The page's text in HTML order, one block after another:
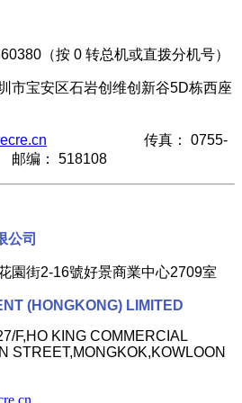
（按 0 转总机或直拨分机号）
宝安区石岩创维创新谷5D栋西座
传真： 0755-
518108
公司
街2-16號好景商業中心2709室
(HONGKONG) LIMITED
F,HO KING COMMERCIAL
STREET,MONGKOK,KOWLOON